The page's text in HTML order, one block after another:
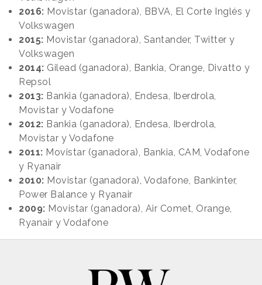
2016: Movistar (ganadora), BBVA, El Corte Inglés y
Volkswagen
2015: Movistar (ganadora), Santander, Twitter y
Volkswagen
2014: Gilead (ganadora), Bankia, Orange, Divatto y
Repsol
2013: Bankia (ganadora), Endesa, Iberdrola,
Movistar y Vodafone
2012: Bankia (ganadora), Endesa, Iberdrola,
Movistar y Vodafone
2011: Movistar (ganadora), Bankia, CAM, Vodafone
y Ryanair
2010: Movistar (ganadora), Vodafone, Bankinter,
Power Balance y Ryanair
2009: Movistar (ganadora), Air Comet, Orange,
Ryanair y Vodafone